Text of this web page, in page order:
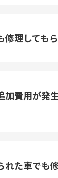
修理しても
加費用が発
れた車でも